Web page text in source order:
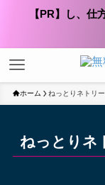
【PR】し、
ホーム ねっとりネトリ
ねっとりネ